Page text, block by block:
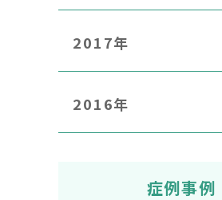
2017年
2016年
症例事例